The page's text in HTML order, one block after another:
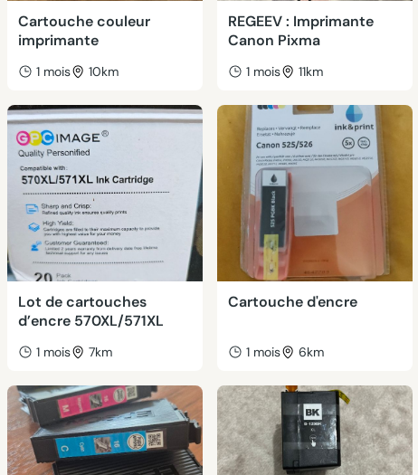
Cartouche couleur
imprimante
1 mois 10km
REGEEV : Imprimante
Canon Pixma
1 mois 11km
Lot de cartouches
d’encre 570XL/571XL
1 mois 7km
Cartouche d'encre
1 mois 6km